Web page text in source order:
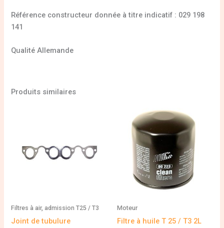
Référence constructeur donnée à titre indicatif : 029 198
141
Qualité Allemande
Produits similaires
Filtres à air, admission T25 / T3
Joint de tubulure
Moteur
Filtre à huile T 25 / T3 2L